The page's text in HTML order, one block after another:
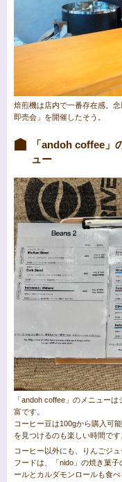
焙煎機は店内で一番存在感。
即売会」を開催したそう。
「andoh coffee」
ュー
「andoh coffee」のメニュー
富です。
コーヒー豆は100gから購入可
を見つけるのも楽しい時間です
コーヒー以外にも、りんごジ
フードは、「nido」の焼き菓
ールとカルダモンロールも食べ